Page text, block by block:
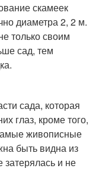
скамеек
диаметра 2, 2 м.
только своим
сад, тем
сада, которая
глаз, кроме того,
живописные
быть видна из
затерялась и не